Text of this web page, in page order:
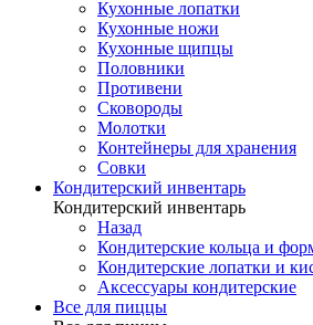
Кухонные лопатки
Кухонные ножи
Кухонные щипцы
Половники
Противени
Сковороды
Молотки
Контейнеры для хранения
Совки
Кондитерский инвентарь
Кондитерский инвентарь
Назад
Кондитерские кольца и
Кондитерские лопатки и
Аксессуары кондитерские
Все для пиццы